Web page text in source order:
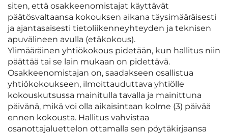
siten, että osakkeenomistajat käyttävät
päätösvaltaansa kokouksen aikana täysimääräisesti
ja ajantasaisesti tietoliikenneyhteyden ja teknisen
apuvälineen avulla (etäkokous).
Ylimääräinen yhtiökokous pidetään, kun hallitus niin
päättää tai se lain mukaan on pidettävä.
Osakkeenomistajan on, saadakseen osallistua
yhtiökokoukseen, ilmoittauduttava yhtiölle
kokouskutsussa mainitulla tavalla ja mainittuna
päivänä, mikä voi olla aikaisintaan kolme (3) päivää
ennen kokousta. Hallitus vahvistaa
osanottajaluettelon ottamalla sen pöytäkirjaansa